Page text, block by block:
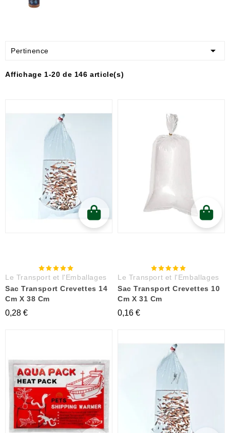
Pertinence 
Affichage 1-20 de 146 article(s)
Le Transport et l'Emballages
Sac Transport Crevettes 14
Cm X 38 Cm
0,28 €
Le Transport et l'Emballages
Sac Transport Crevettes 10
Cm X 31 Cm
0,16 €